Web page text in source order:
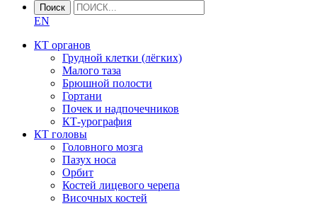
Поиск
EN
КТ органов
Грудной клетки (лёгких)
Малого таза
Брюшной полости
Гортани
Почек и надпочечников
КТ-урография
КТ головы
Головного мозга
Пазух носа
Орбит
Костей лицевого черепа
Височных костей